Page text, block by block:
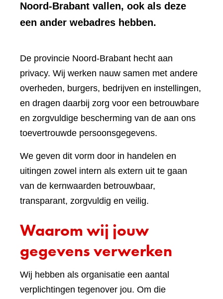
Noord-Brabant vallen, ook als deze
een ander webadres hebben.
De provincie Noord-Brabant hecht aan
privacy. Wij werken nauw samen met andere
overheden, burgers, bedrijven en instellingen,
en dragen daarbij zorg voor een betrouwbare
en zorgvuldige bescherming van de aan ons
toevertrouwde persoonsgegevens.
We geven dit vorm door in handelen en
uitingen zowel intern als extern uit te gaan
van de kernwaarden betrouwbaar,
transparant, zorgvuldig en veilig.
Waarom wij jouw
gegevens verwerken
Wij hebben als organisatie een aantal
verplichtingen tegenover jou. Om die